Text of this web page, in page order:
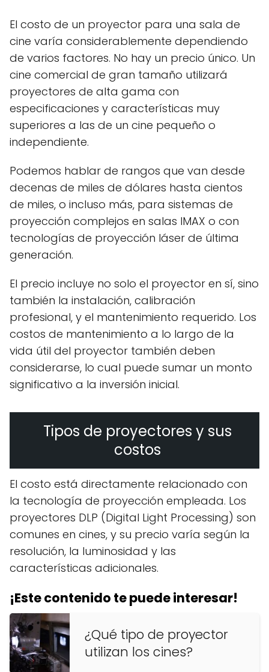
El costo de un proyector para una sala de
cine varía considerablemente dependiendo
de varios factores. No hay un precio único. Un
cine comercial de gran tamaño utilizará
proyectores de alta gama con
especificaciones y características muy
superiores a las de un cine pequeño o
independiente.
Podemos hablar de rangos que van desde
decenas de miles de dólares hasta cientos
de miles, o incluso más, para sistemas de
proyección complejos en salas IMAX o con
tecnologías de proyección láser de última
generación.
El precio incluye no solo el proyector en sí, sino
también la instalación, calibración
profesional, y el mantenimiento requerido. Los
costos de mantenimiento a lo largo de la
vida útil del proyector también deben
considerarse, lo cual puede sumar un monto
significativo a la inversión inicial.
Tipos de proyectores y sus
costos
El costo está directamente relacionado con
la tecnología de proyección empleada. Los
proyectores DLP (Digital Light Processing) son
comunes en cines, y su precio varía según la
resolución, la luminosidad y las
características adicionales.
¡Este contenido te puede interesar!
¿Qué tipo de proyector
utilizan los cines?